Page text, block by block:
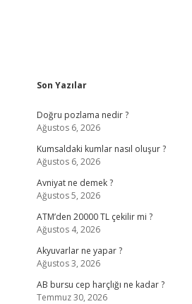
Sidebar
Son Yazılar
Doğru pozlama nedir ?
Ağustos 6, 2026
Kumsaldaki kumlar nasıl oluşur ?
Ağustos 6, 2026
Avniyat ne demek ?
Ağustos 5, 2026
ATM’den 20000 TL çekilir mi ?
Ağustos 4, 2026
Akyuvarlar ne yapar ?
Ağustos 3, 2026
AB bursu cep harçlığı ne kadar ?
Temmuz 30, 2026